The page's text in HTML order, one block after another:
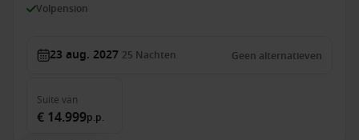
Volpension
23 aug. 2027 25 Nachten Geen alternatieven
Suite van
€ 14.999p.p.